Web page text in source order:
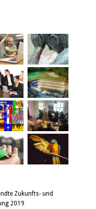
Zukunfts- und
2019